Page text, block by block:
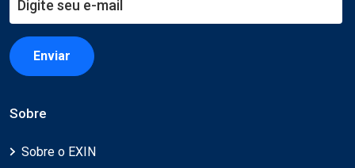
Enviar
Sobre
Sobre o EXIN